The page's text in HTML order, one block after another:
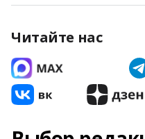
Читайте нас